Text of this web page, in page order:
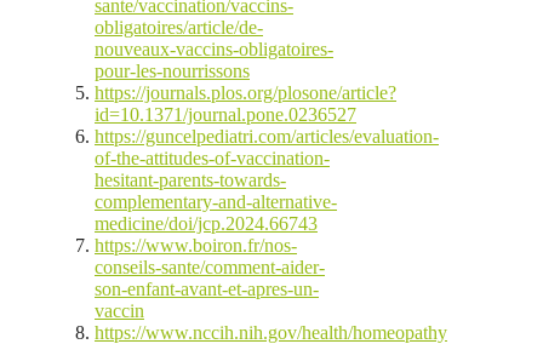
sante/vaccination/vaccins-
obligatoires/article/de-
nouveaux-vaccins-obligatoires-
pour-les-nourrissons
https://journals.plos.org/plosone/article?
id=10.1371/journal.pone.0236527
https://guncelpediatri.com/articles/evaluation-
of-the-attitudes-of-vaccination-
hesitant-parents-towards-
complementary-and-alternative-
medicine/doi/jcp.2024.66743
https://www.boiron.fr/nos-
conseils-sante/comment-aider-
son-enfant-avant-et-apres-un-
vaccin
https://www.nccih.nih.gov/health/homeopathy